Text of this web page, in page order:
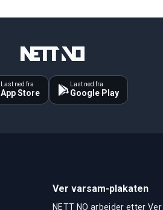
Last ned fra
App Store
Last ned fra
Google Play
Ver varsam-plakaten
NETT NO arbeider etter